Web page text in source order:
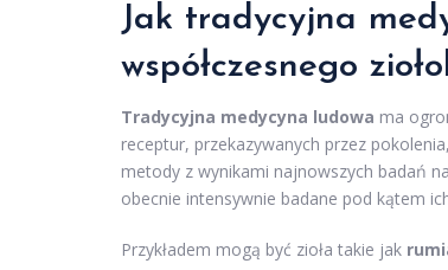
Jak tradycyjna
współczesnego
Tradycyjna medycyna ludowa ma
receptur, przekazywanych przez
metody z wynikami najnowszych badań
obecnie intensywnie badane pod kątem
Przykładem mogą być zioła takie jak